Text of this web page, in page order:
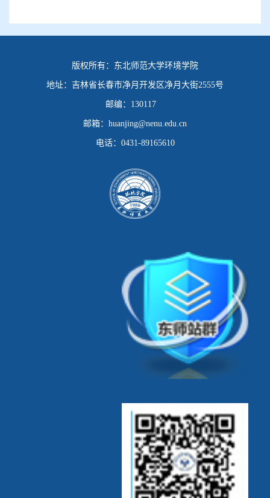
版权所有： 东北师范大学环境学院
地址： 吉林省长春市净月开发区净月大街2555号
邮编： 130117
邮箱： huanjing@nenu.edu.cn
电话： 0431-89165610